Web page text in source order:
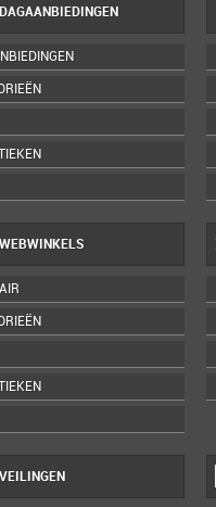
DAGAANBIEDINGEN
WEBWINKELS
VEILINGEN